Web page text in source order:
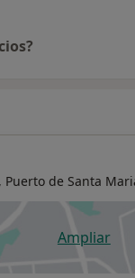
Puerto de Santa
Ampliar
se abre